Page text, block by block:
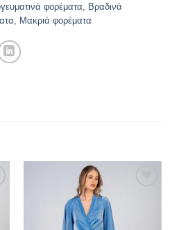
φορέματα
Βραδινά
Μακριά φορέματα